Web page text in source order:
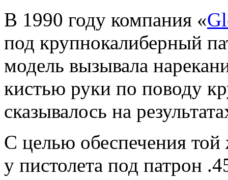
В 1990 году компания «
под крупнокалиберный
модель вызывала
кистью руки по поводу
сказывалось на
С целью обеспечения
у пистолета под патрон